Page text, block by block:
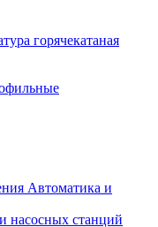
горячекатаная
Автоматика и